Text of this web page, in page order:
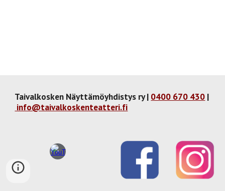
Taivalkosken Näyttämöyhdistys ry | 0400 670 430 |
info@taivalkoskenteatteri.fi